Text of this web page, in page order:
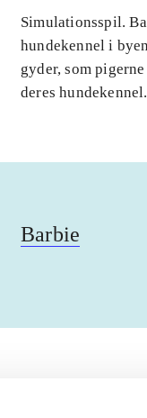
Simulationsspil.
hundekennel i
gyder, som
deres hundekennel.
Barbie